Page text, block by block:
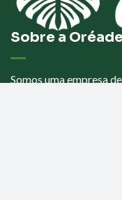
Sobre a
Somos uma empresa